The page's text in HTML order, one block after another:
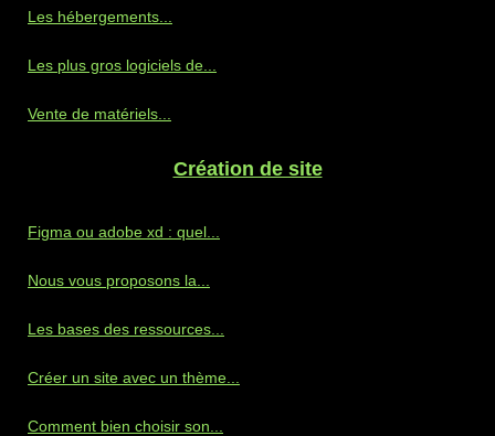
Les hébergements...
Les plus gros logiciels de...
Vente de matériels...
Création de site
Figma ou adobe xd : quel...
Nous vous proposons la...
Les bases des ressources...
Créer un site avec un thème...
Comment bien choisir son...